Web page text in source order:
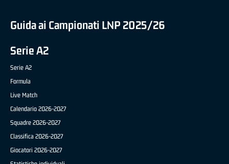
Guida ai Campionati LNP 2025/26
Serie A2
Serie A2
Formula
Live Match
Calendario 2026-2027
Squadre 2026-2027
Classifica 2026-2027
Giocatori 2026-2027